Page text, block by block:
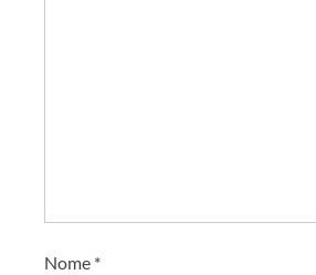
Nome *